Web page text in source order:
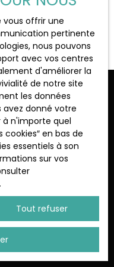
bien
recherche !
vous offrir une
pertinente
nous pouvons
avec vos centres
d'améliorer la
de notre site
les données
avez donné votre
à n'importe quel
en bas de
essentiels à son
sur vos
.
Tout refuser